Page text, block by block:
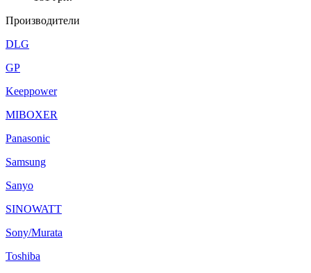
Производители
DLG
GP
Keeppower
MIBOXER
Panasonic
Samsung
Sanyo
SINOWATT
Sony/Murata
Toshiba